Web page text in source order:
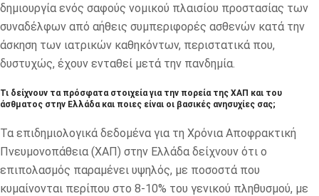
δημιουργία ενός σαφούς νομικού πλαισίου προστασίας των
συναδέλφων από αήθεις συμπεριφορές ασθενών κατά την
άσκηση των ιατρικών καθηκόντων, περιστατικά που,
δυστυχώς, έχουν ενταθεί μετά την πανδημία.
Τι δείχνουν τα πρόσφατα στοιχεία για την πορεία της ΧΑΠ και του
άσθματος στην Ελλάδα και ποιες είναι οι βασικές ανησυχίες σας;
Τα επιδημιολογικά δεδομένα για τη Χρόνια Αποφρακτική
Πνευμονοπάθεια (ΧΑΠ) στην Ελλάδα δείχνουν ότι ο
επιπολασμός παραμένει υψηλός, με ποσοστά που
κυμαίνονται περίπου στο 8-10% του γενικού πληθυσμού, με